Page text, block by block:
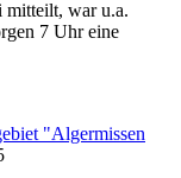
mitteilt, war u.a.
7 Uhr eine
"Algermissen